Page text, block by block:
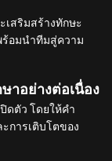
เสริมสร้างทักษะ
ร้อมนำทีมสู่ความ
าอย่างต่อเนื่อง
ดตัว โดยให้คำ
การเติบโตของ